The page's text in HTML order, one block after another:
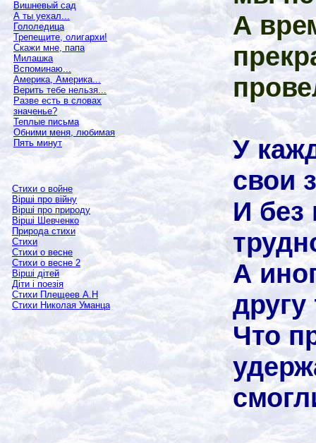
Вишневый сад
А ты уехал...
Гололедица
Трепещите, олигархи!
Скажи мне, папа
Милашка
Вспоминаю...
Америка, Америка...
Верить тебе нельзя...
Разве есть в словах
значенье?
Теплые письма
Обними меня, любимая
Пять минут
Стихи о войне
Вірші про війну
Вірші про природу
Вірші Шевченко
Природа стихи
Стихи
Стихи о весне
Стихи о весне 2
Вірші дітей
Діти і поезія
Стихи Плещеев А.Н
Стихи Николая Уманца
А
У
свои
И без
А
другу
Что